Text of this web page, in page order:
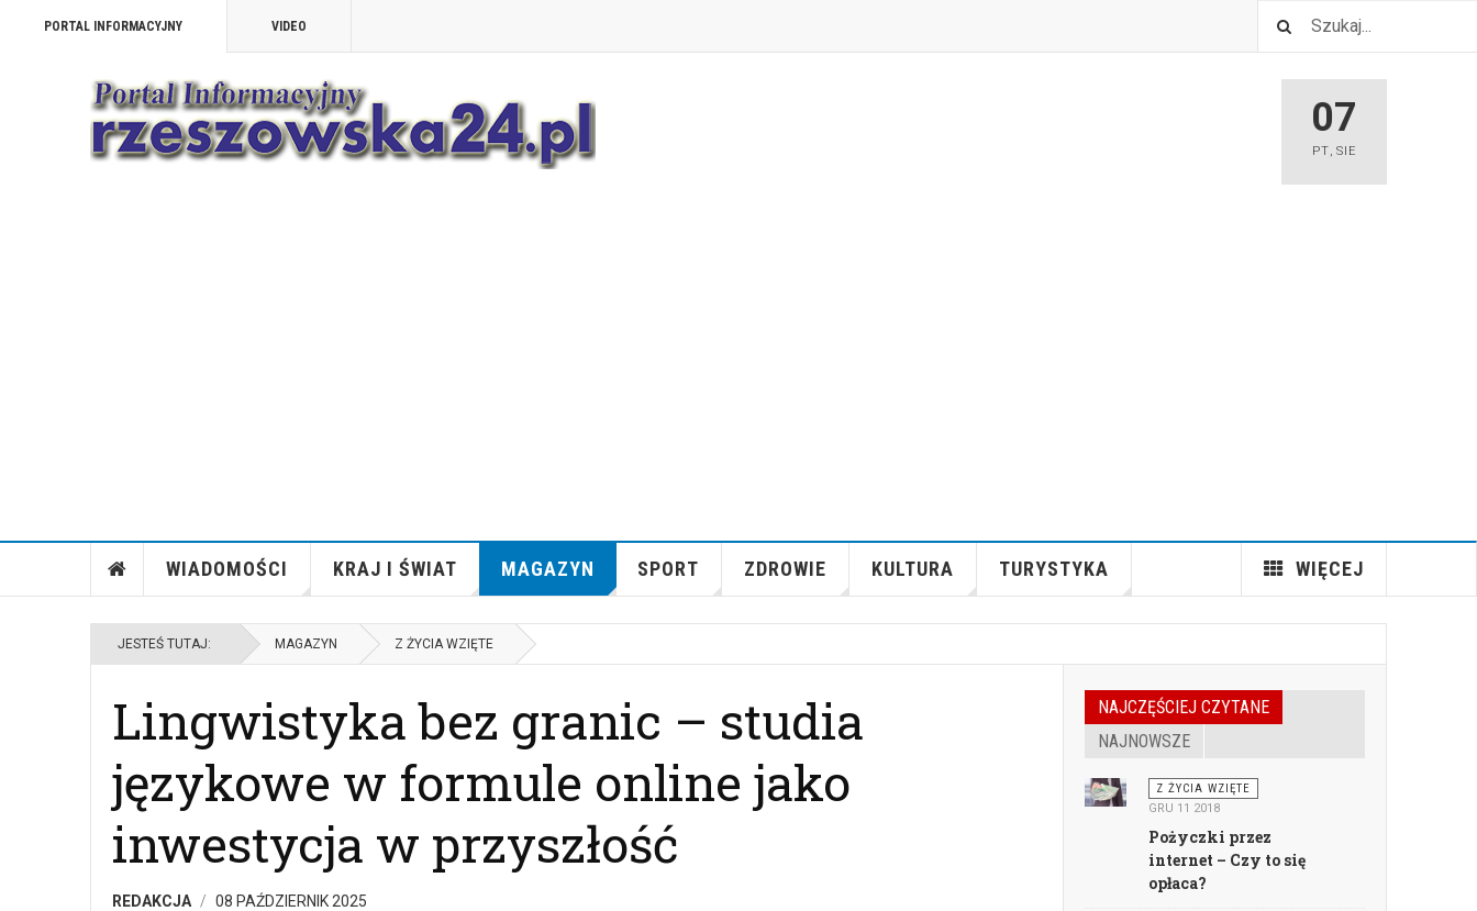
PORTAL INFORMACYJNY VIDEO
07
PT, SIE
WIADOMOŚCI KRAJ I ŚWIAT MAGAZYN SPORT ZDROWIE KULTURA TURYSTYKA WIĘCEJ
JESTEŚ TUTAJ: MAGAZYN Z ŻYCIA WZIĘTE
Lingwistyka bez granic – studia
językowe w formule online jako
inwestycja w przyszłość
REDAKCJA 08 PAŹDZIERNIK 2025
NAJCZĘŚCIEJ CZYTANE
NAJNOWSZE
Z ŻYCIA WZIĘTE
GRU 11 2018
Pożyczki przez
internet – Czy to się
opłaca?